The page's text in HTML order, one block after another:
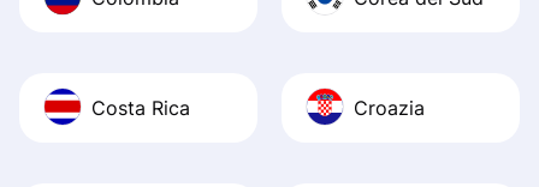
Costa Rica Croazia